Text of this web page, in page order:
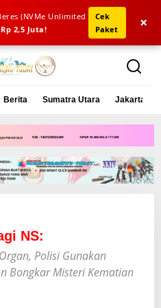
(NVMe Unlimited
Rp 2,5 Juta!
Cek
Paket
×
Berita Sumatra Utara Jakarta
NS:
Polisi Gunakan
Bongkar Misteri Kematian